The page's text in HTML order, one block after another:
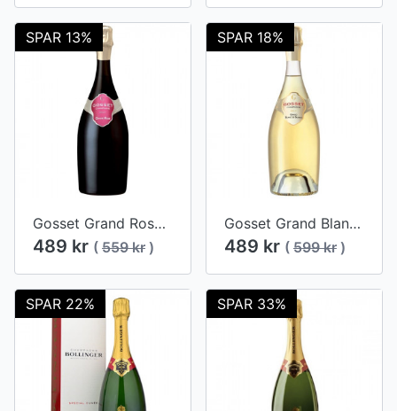
SPAR 13%
Gosset Grand Rosé Brut
489 kr ( 559 kr )
SPAR 18%
Gosset Grand Blanc de Blancs Brut
489 kr ( 599 kr)
SPAR 22% SPAR 33%